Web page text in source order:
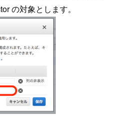
の対象とします。